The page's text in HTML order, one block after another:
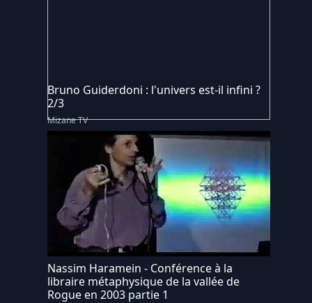
Bruno Guiderdoni : l'univers est-il infini ?
2/3
Mizane TV
Nassim Haramein - Conférence à la
libraire métaphysique de la vallée de
Rogue en 2003 partie 1